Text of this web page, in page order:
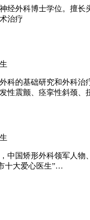
经外科博士学位。擅长
治疗
科的基础研究和外科治
性震颤、痉挛性斜颈
中国矫形外科领军人物
十大爱心医生”…